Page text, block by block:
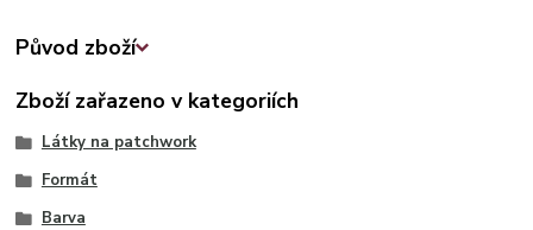
Původ zboží
Zboží zařazeno v kategoriích
Látky na patchwork
Formát
Barva